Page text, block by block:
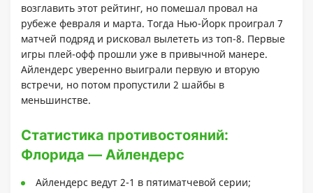
возглавить этот рейтинг, но помешал провал на
рубеже февраля и марта. Тогда Нью-Йорк проиграл 7
матчей подряд и рисковал вылететь из топ-8. Первые
игры плей-офф прошли уже в привычной манере.
Айлендерс уверенно выиграли первую и вторую
встречи, но потом пропустили 2 шайбы в
меньшинстве.
Статистика противостояний:
Флорида — Айлендерс
Айлендерс ведут 2-1 в пятиматчевой серии;